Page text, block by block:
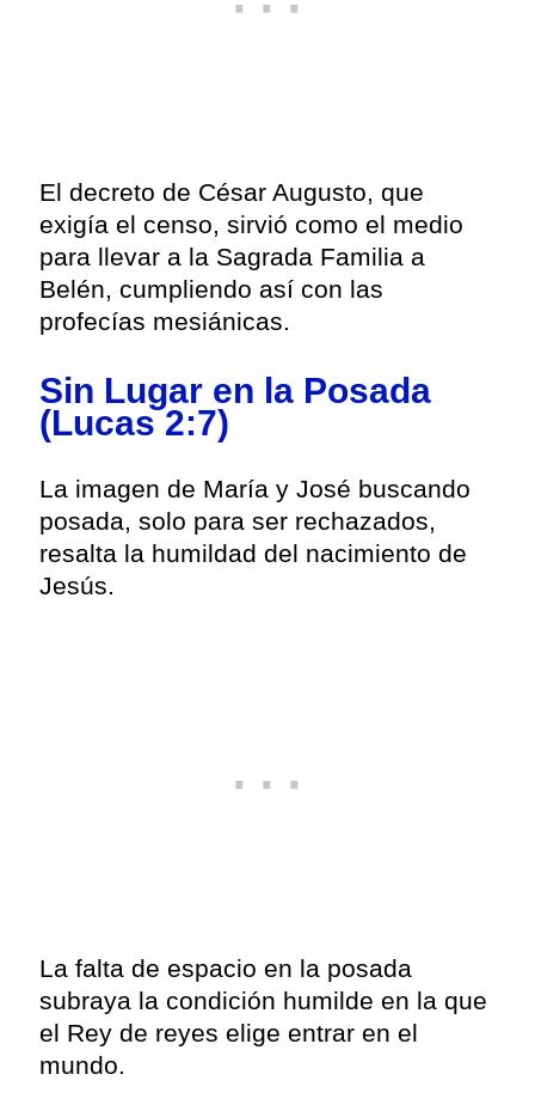
El decreto de César Augusto, que
exigía el censo, sirvió como el medio
para llevar a la Sagrada Familia a
Belén, cumpliendo así con las
profecías mesiánicas.
Sin Lugar en la Posada
(Lucas 2:7)
La imagen de María y José buscando
posada, solo para ser rechazados,
resalta la humildad del nacimiento de
Jesús.
La falta de espacio en la posada
subraya la condición humilde en la que
el Rey de reyes elige entrar en el
mundo.